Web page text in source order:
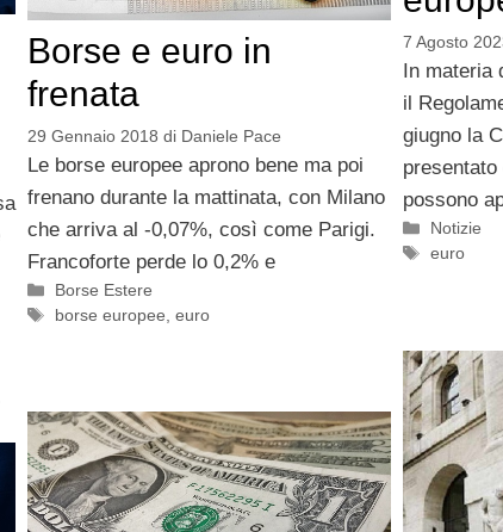
7 Agosto
In
il
giugno la
possono
Categorie
Notizie
Tag
euro
Borse e euro in
frenata
29 Gennaio 2018 di Daniele Pace
Le borse europee aprono bene ma poi
frenano durante la mattinata, con Milano
che arriva al -0,07%, così come Parigi.
Francoforte perde lo 0,2% e
Categorie
Borse Estere
Tag
borse europee,euro